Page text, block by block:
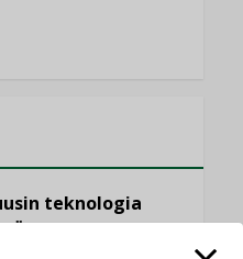
teknologia